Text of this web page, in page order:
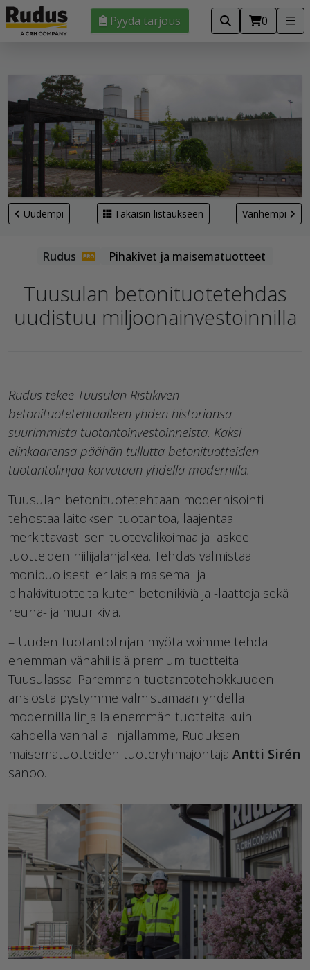
Pyydä tarjous 0
Uudempi Takaisin listaukseen Vanhempi
Pihakivet ja maisematuotteet
Tuusulan betonituotetehdas
uudistuu miljoonainvestoinnilla
Rudus tekee Tuusulan Ristikiven
betonituotetehtaalleen yhden historiansa
suurimmista tuotantoinvestoinneista. Kaksi
elinkaarensa päähän tullutta betonituotteiden
tuotantolinjaa korvataan yhdellä modernilla.
Tuusulan betonituotetehtaan modernisointi
tehostaa laitoksen tuotantoa, laajentaa
merkittävästi sen tuotevalikoimaa ja laskee
tuotteiden hiilijalanjälkeä. Tehdas valmistaa
monipuolisesti erilaisia maisema- ja
pihakivituotteita kuten betonikiviä ja -laattoja sekä
reuna- ja muurikiviä.
– Uuden tuotantolinjan myötä voimme tehdä
enemmän vähähiilisiä premium-tuotteita
Tuusulassa. Paremman tuotantotehokkuuden
ansiosta pystymme valmistamaan yhdellä
modernilla linjalla enemmän tuotteita kuin
kahdella vanhalla linjallamme, Ruduksen
maisematuotteiden tuoteryhmäjohtaja Antti Sirén
sanoo.